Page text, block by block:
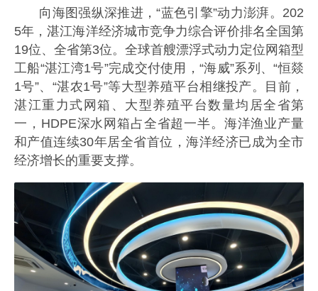
向海图强纵深推进，“蓝色引擎”动力澎湃。202
5年，湛江海洋经济城市竞争力综合评价排名全国第
19位、全省第3位。全球首艘漂浮式动力定位网箱型
工船“湛江湾1号”完成交付使用，“海威”系列、“恒燚
1号”、“湛农1号”等大型养殖平台相继投产。目前，
湛江重力式网箱、大型养殖平台数量均居全省第
一，HDPE深水网箱占全省超一半。海洋渔业产量
和产值连续30年居全省首位，海洋经济已成为全市
经济增长的重要支撑。